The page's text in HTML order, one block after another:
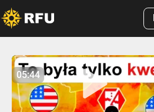
No items found.
05:44